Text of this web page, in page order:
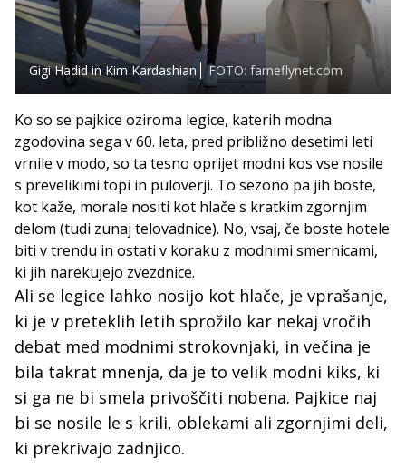
Gigi Hadid in Kim Kardashian FOTO: fameflynet.com
Ko so se pajkice oziroma legice, katerih modna
zgodovina sega v 60. leta, pred približno desetimi leti
vrnile v modo, so ta tesno oprijet modni kos vse nosile
s prevelikimi topi in puloverji. To sezono pa jih boste,
kot kaže, morale nositi kot hlače s kratkim zgornjim
delom (tudi zunaj telovadnice). No, vsaj, če boste hotele
biti v trendu in ostati v koraku z modnimi smernicami,
ki jih narekujejo zvezdnice.
Ali se legice lahko nosijo kot hlače, je vprašanje,
ki je v preteklih letih sprožilo kar nekaj vročih
debat med modnimi strokovnjaki, in večina je
bila takrat mnenja, da je to velik modni kiks, ki
si ga ne bi smela privoščiti nobena. Pajkice naj
bi se nosile le s krili, oblekami ali zgornjimi deli,
ki prekrivajo zadnjico.